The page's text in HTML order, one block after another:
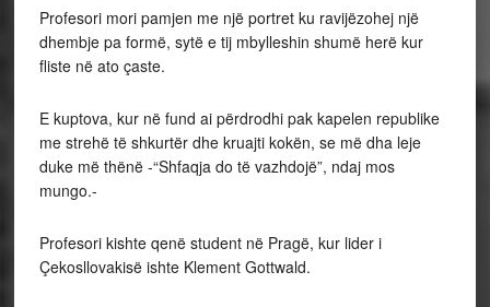
Profesori mori pamjen me një portret ku ravijëzohej një
dhembje pa formë, sytë e tij mbylleshin shumë herë kur
fliste në ato çaste.
E kuptova, kur në fund ai përdrodhi pak kapelen republike
me strehë të shkurtër dhe kruajti kokën, se më dha leje
duke më thënë -“Shfaqja do të vazhdojë”, ndaj mos
mungo.-
Profesori kishte qenë student në Pragë, kur lider i
Çekosllovakisë ishte Klement Gottwald.